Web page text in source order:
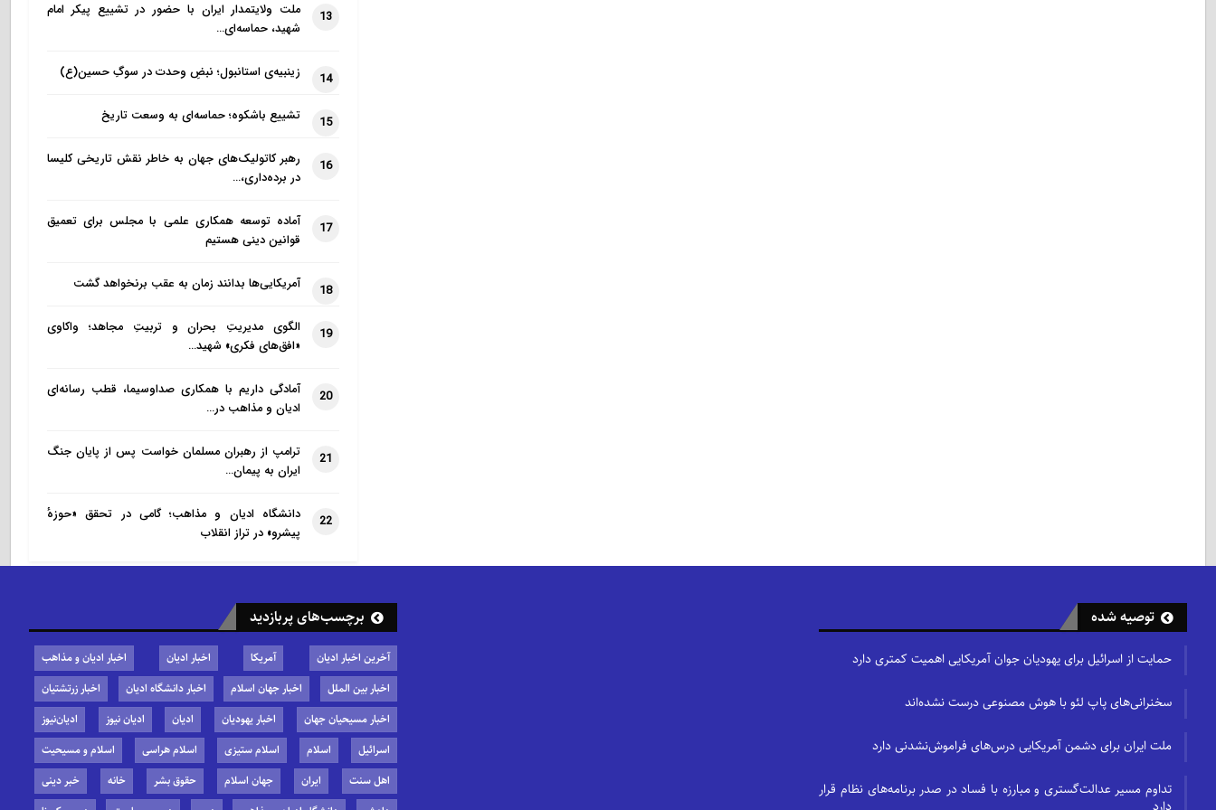
13
ملت ولایتمدار ایران با حضور در تشییع پیکر امام
شهید، حماسه‌ای…
14 زینبیه‌ی استانبول؛ نبضِ وحدت در سوگِ حسین(ع)
15 تشییع باشکوه؛ حماسه‌ای به وسعت تاریخ
16
رهبر کاتولیک‌های جهان به خاطر نقش تاریخی کلیسا
در برده‌داری،…
17
آماده توسعه همکاری علمی با مجلس برای تعمیق
قوانین دینی هستیم
18 آمریکایی‌ها بدانند زمان به عقب برنخواهد گشت
19
الگوی مدیریتِ بحران و تربیتِ مجاهد؛ واکاوی
«افق‌های فکری» شهید…
20
آمادگی داریم با همکاری صداوسیما، قطب رسانه‌ای
ادیان و مذاهب در…
21
ترامپ از رهبران مسلمان خواست پس از پایان جنگ
ایران به پیمان…
22
دانشگاه ادیان و مذاهب؛ گامی در تحقق «حوزهٔ
پیشرو» در تراز انقلاب
توصیه شده
حمایت از اسرائیل برای یهودیان جوان آمریکایی اهمیت کمتری دارد
سخنرانی‌های پاپ لئو با هوش مصنوعی درست نشده‌اند
ملت ایران برای دشمن آمریکایی درس‌های فراموش‌نشدنی دارد
تداوم مسیر عدالت‌گستری و مبارزه با فساد در صدر برنامه‌های نظام قرار
برچسب‌های پربازدید
آخرین اخبار ادیان آمریکا اخبار ادیان
اخبار ادیان و مذاهب
اخبار بین الملل
اخبار جهان اسلام اخبار دانشگاه ادیان
اخبار زرتشتیان
اخبار مسیحیان جهان
اخبار یهودیان ادیان ادیان نیوز
ادیان‌نیوز
اسرائیل
اسلام اسلام ستیزی اسلام هراسی
اسلام و مسیحیت
اهل سنت
ایران جهان اسلام حقوق بشر خانه
خبر دینی